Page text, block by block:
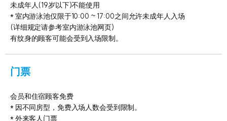
未成年人(19岁以下)不能使用
* 室内游泳池仅限于10:00 ~ 17:00之间允许未成年人入场
(详细规定请参考室内游泳池网页)
有纹身的顾客可能会受到入场限制。
门票
会员和住宿顾客免费
* 因不同房型，免费入场人数会受到限制。
* 外来客人门票